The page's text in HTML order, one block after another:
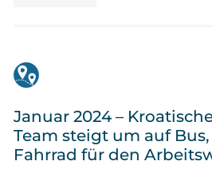
Januar 2024 –
Team steigt um auf
Fahrrad für den